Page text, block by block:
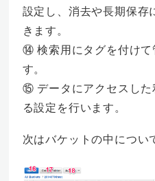
設定し、消去や長期保存
きます。
⑭ 検索用にタグを付けて
す。
⑮ データにアクセスした
る設定を行います。
次はバケットの中につい